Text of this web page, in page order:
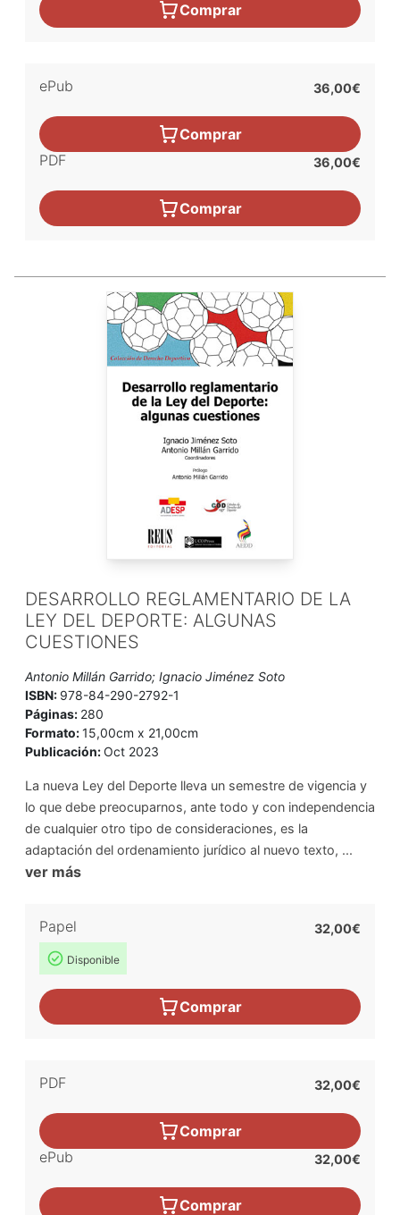
Comprar
ePub 36,00€
Comprar
PDF
36,00€
Comprar
DESARROLLO REGLAMENTARIO DE LA
LEY DEL DEPORTE: ALGUNAS
CUESTIONES
Antonio Millán Garrido; Ignacio Jiménez Soto
ISBN: 978-84-290-2792-1
Páginas: 280
Formato:15,00cm x 21,00cm
Publicación:Oct 2023
La nueva Ley del Deporte lleva un semestre de vigencia y
lo que debe preocuparnos, ante todo y con independencia
de cualquier otro tipo de consideraciones, es la
adaptación del ordenamiento jurídico al nuevo texto, ...
ver más
Papel
Disponible
32,00€
Comprar
PDF 32,00€
Comprar
ePub
32,00€
Comprar